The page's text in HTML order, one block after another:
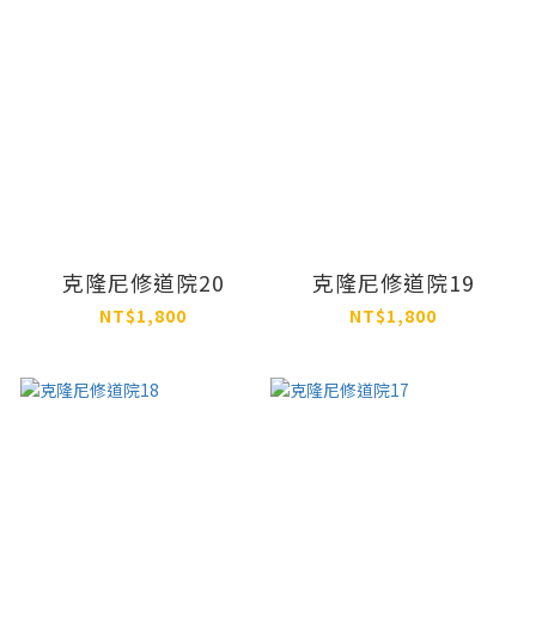
克隆尼修道院20
NT$1,800
克隆尼修道院19
NT$1,800